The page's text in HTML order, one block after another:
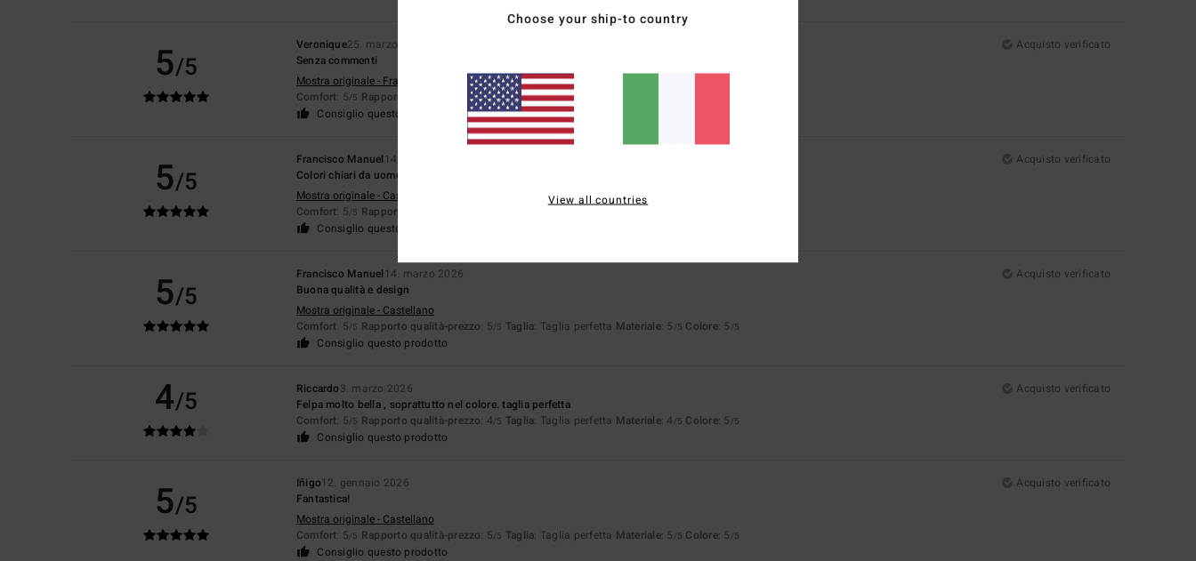
5/5
Veronique25. marzo 2026
Acquisto verificato
Senza commenti
Mostra originale - Français
Comfort: 5/5 Rapporto qualità-prezzo: 4/5 Taglia: Taglia perfetta
Consiglio questo prodotto
5/5
Francisco Manuel 14. marzo 2026
Acquisto verificato
Colori chiari da uomo che si possono abbinare a diversi outfit
Mostra originale - Castellano
Comfort: 5/5 Rapporto qualità-prezzo
Consiglio questo prodotto
5/5
Francisco Manuel 14. marzo 2026
Acquisto verificato
Buona qualità e design
Mostra originale - Castellano
Comfort: 5/5 Rapporto qualità-prezzo: 5/5 Taglia: Taglia perfetta Materiale: 5 /5 Colore: 5 /5
Consiglio questo prodotto
4/5 Riccardo3. marzo 2026
Acquisto verificato
Felpa molto bella , soprattutto nel colore. taglia perfetta
Comfort: 5/5 Rapporto qualità-prezzo: 4/5 Taglia: Taglia perfetta Materiale: 4 /5 Colore: 5 /5
Consiglio questo prodotto
5/5
Iñigo12. gennaio 2026
Acquisto verificato
Fantastica!
Mostra originale - Castellano
Comfort: 5/5 Rapporto qualità-prezzo: 5/5 Taglia: Taglia perfetta Materiale: 5 /5 Colore: 5 /5
Consiglio questo prodotto
Choose your ship-to country
View all countries